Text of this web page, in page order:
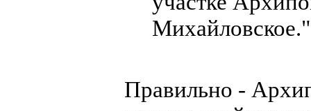
Михайловское."
Правильно -